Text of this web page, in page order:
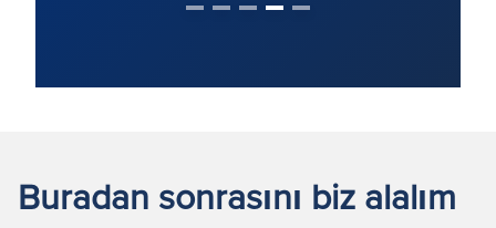
Buradan sonrasını biz alalım